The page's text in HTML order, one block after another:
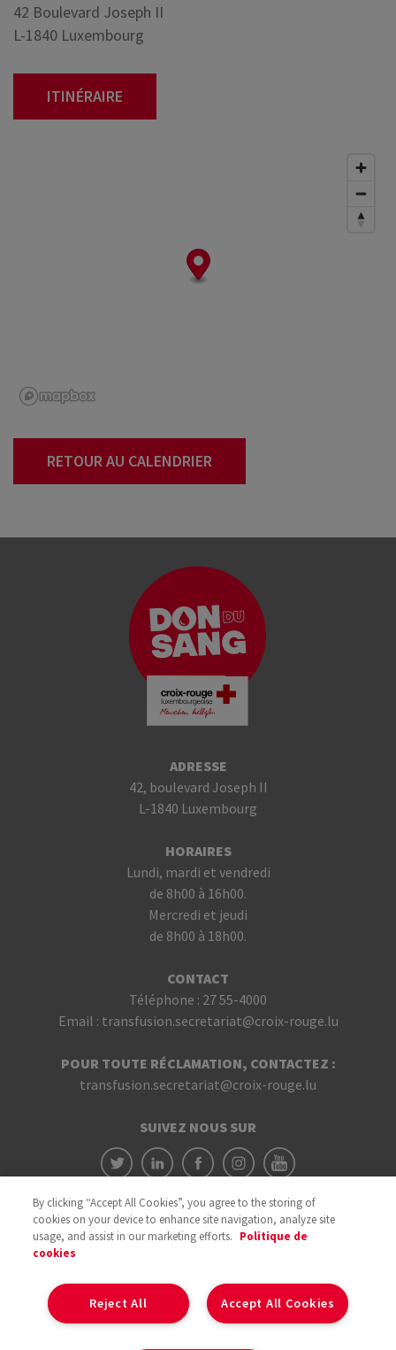
42 Boulevard Joseph II
L-1840 Luxembourg
ITINÉRAIRE
RETOUR AU CALENDRIER
ADRESSE
42, boulevard Joseph II
L-1840 Luxembourg
HORAIRES
Lundi, mardi et vendredi
de 8h00 à 16h00.
Mercredi et jeudi
de 8h00 à 18h00.
CONTACT
Téléphone : 27 55-4000
Email : transfusion.secretariat@croix-rouge.lu
POUR TOUTE RÉCLAMATION, CONTACTEZ :
transfusion.secretariat@croix-rouge.lu
SUIVEZ NOUS SUR
By clicking “Accept All Cookies”, you agree to the storing of
cookies on your device to enhance site navigation, analyze site
usage, and assist in our marketing efforts. Politique de
cookies
Accept All Cookies
Reject All